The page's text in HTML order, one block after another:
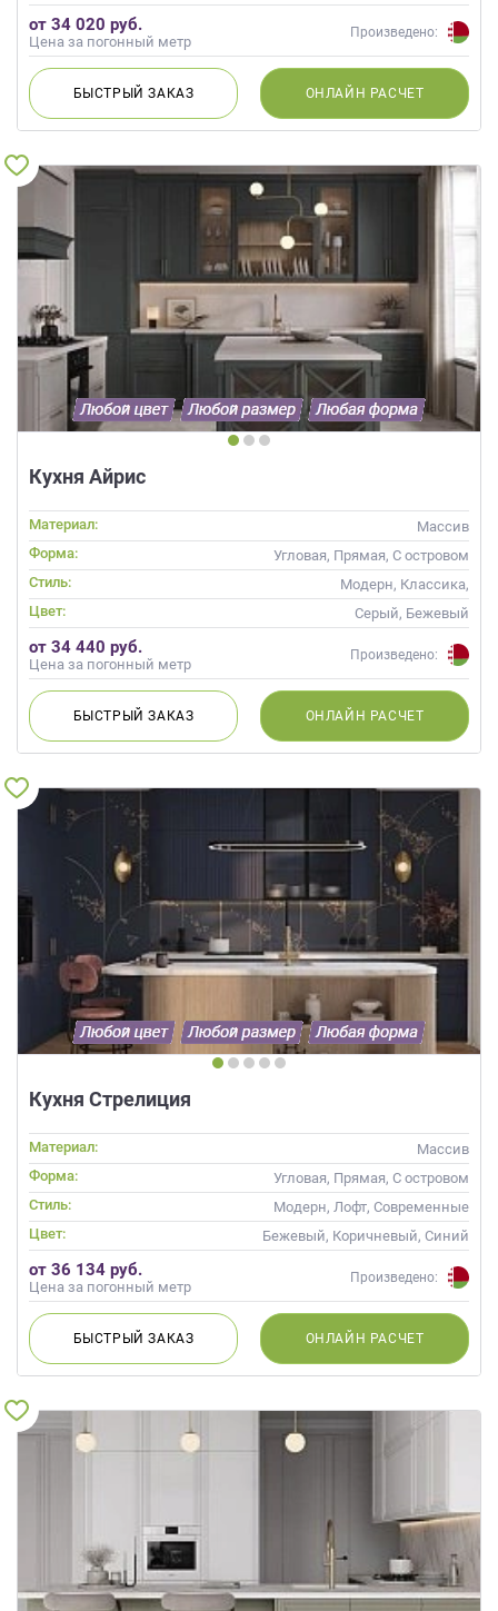
Кремовый, Капучино
от 34 020 руб.
Цена за погонный метр
Произведено:
БЫСТРЫЙЗАКАЗ ОНЛАЙН РАСЧЕТ
Кухня Айрис
Материал:
Массив
Форма:
Угловая, Прямая, С островом
Стиль:
Модерн, Классика,
Скандинавский, Неоклассика,
Современные
Цвет: Серый, Бежевый
от 34 440 руб.
Цена за погонный метр
Произведено:
БЫСТРЫЙЗАКАЗ ОНЛАЙН РАСЧЕТ
Кухня Стрелиция
Материал:
Массив
Форма:
Угловая, Прямая, С островом
Стиль:
Модерн, Лофт, Современные
Цвет:
Бежевый, Коричневый, Синий
от 36 134 руб.
Цена за погонный метр
Произведено:
БЫСТРЫЙЗАКАЗ ОНЛАЙН РАСЧЕТ